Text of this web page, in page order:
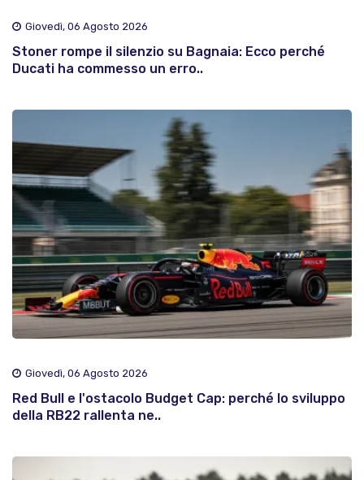
Giovedì, 06 Agosto 2026
Stoner rompe il silenzio su Bagnaia: Ecco perché
Ducati ha commesso un erro..
Giovedì, 06 Agosto 2026
Red Bull e l'ostacolo Budget Cap: perché lo sviluppo
della RB22 rallenta ne..